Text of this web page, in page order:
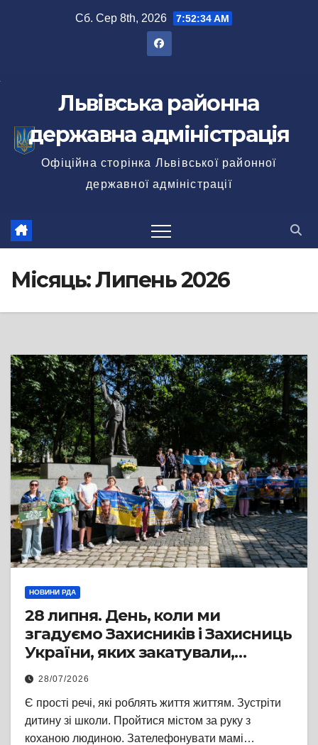
Сб. Сер 8th, 2026 7:52:35 AM
Львівська районна
державна адміністрація
Офіційна сторінка Львівської районної
державної адміністрації
Місяць:Липень 2026
НОВИНИ РДА
28 липня. День, коли ми
згадуємо Захисників і Захисниць
України, яких закатували,
стратили або вбили в полоні
28/07/2026
Є прості речі, які роблять життя життям. Зустріти
дитину зі школи. Пройтися містом за руку з
коханою людиною. Зателефонувати мамі…